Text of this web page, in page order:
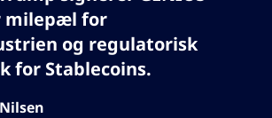
milepæl for
og regulatorisk
for Stablecoins.